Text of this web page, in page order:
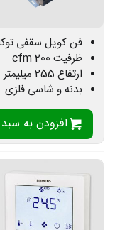
فن کویل سقفی
ظرفیت 200 cfm
ارتفاع 255 میلیمتر
بدنه و شاسی فلزی
افزودن به